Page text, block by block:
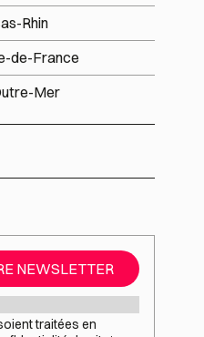
Rhin
de-France
Mer
NEWSLETTER
traitées en